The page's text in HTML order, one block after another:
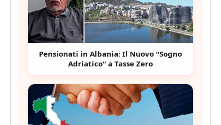
Pensionati in Albania: Il Nuovo "Sogno
Adriatico" a Tasse Zero